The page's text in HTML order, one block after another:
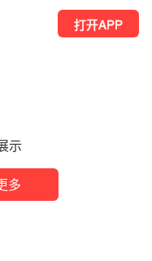
示
多
打开APP